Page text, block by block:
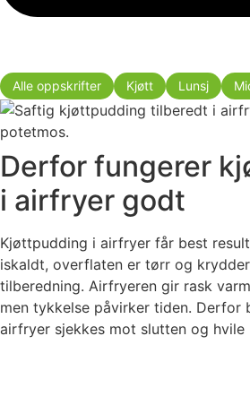
Alle oppskrifter Kjøtt Lunsj
Derfor fungerer
i airfryer godt
Kjøttpudding i airfryer får best
iskaldt, overflaten er tørr og
tilberedning. Airfryeren gir rask
men tykkelse påvirker tiden. Derfor
airfryer sjekkes mot slutten og